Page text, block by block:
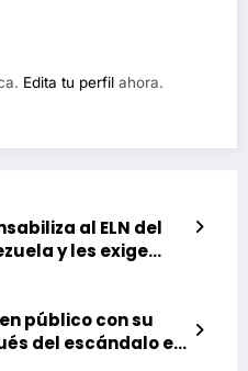
Edita tu perfil ahora.
al ELN del
y les exige
público con su
del escándalo en